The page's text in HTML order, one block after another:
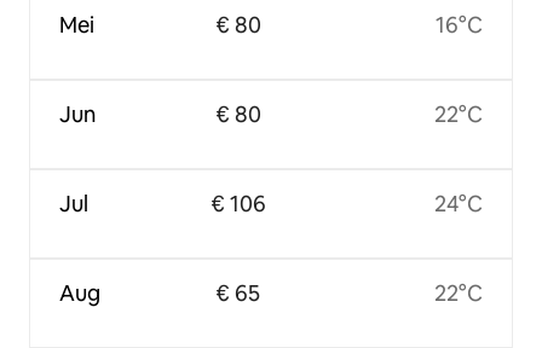
Mei
Jun
Jul
Aug
€ 80
€ 80
€ 106
€ 65
16°C
22°C
24°C
22°C